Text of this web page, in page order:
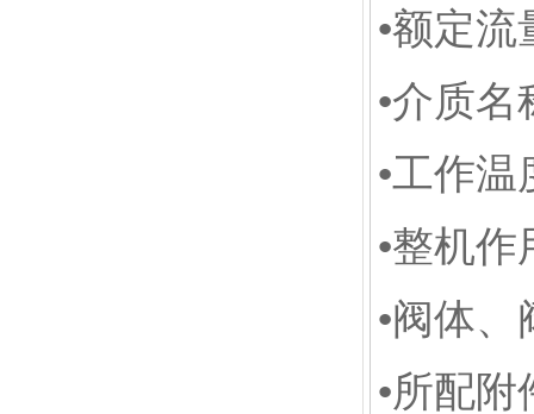
•额定
•介质名
•工作
•整机作
•阀体
•所配附